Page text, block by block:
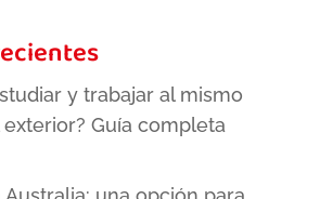
y trabajar al mismo
Guía completa